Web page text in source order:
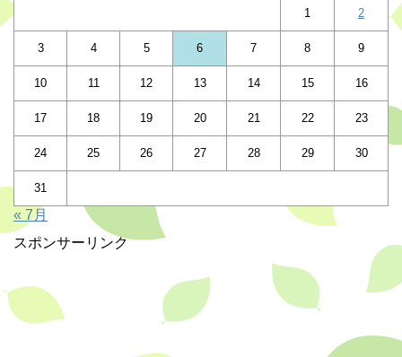
1 2
3 4 5 6 7 8 9
10 11 12 13 14 15 16
17 18 19 20 21 22 23
24 25 26 27 28 29 30
31
« 7月
スポンサーリンク